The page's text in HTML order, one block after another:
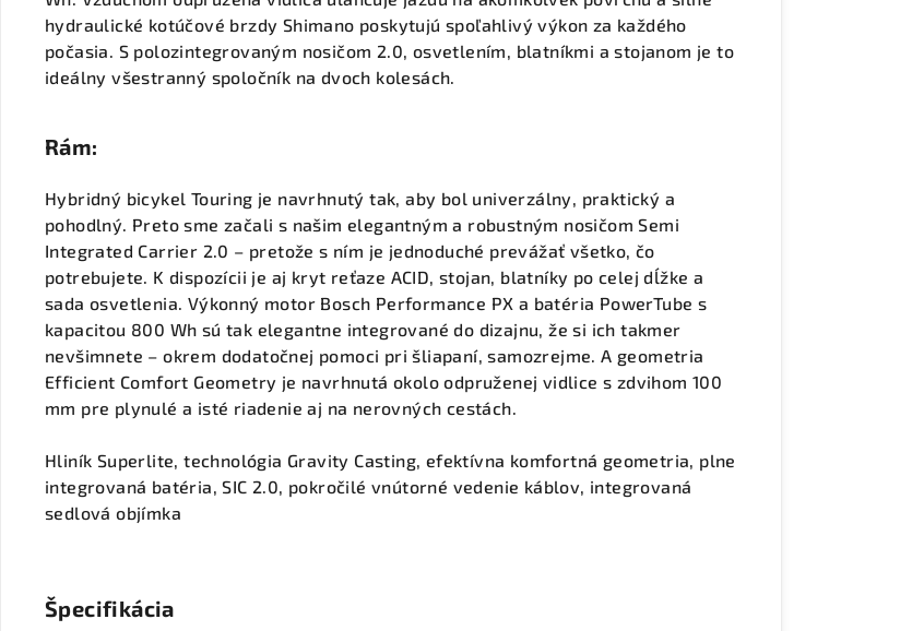
hydraulické kotúčové brzdy Shimano poskytujú spoľahlivý výkon za každého
počasia. S polozintegrovaným nosičom 2.0, osvetlením, blatníkmi a stojanom je to
ideálny všestranný spoločník na dvoch kolesách.
Rám:
Hybridný bicykel Touring je navrhnutý tak, aby bol univerzálny, praktický a
pohodlný. Preto sme začali s našim elegantným a robustným nosičom Semi
Integrated Carrier 2.0 – pretože s ním je jednoduché prevážať všetko, čo
potrebujete. K dispozícii je aj kryt reťaze ACID, stojan, blatníky po celej dĺžke a
sada osvetlenia. Výkonný motor Bosch Performance PX a batéria PowerTube s
kapacitou 800 Wh sú tak elegantne integrované do dizajnu, že si ich takmer
nevšimnete – okrem dodatočnej pomoci pri šliapaní, samozrejme. A geometria
Efficient Comfort Geometry je navrhnutá okolo odpruženej vidlice s zdvihom 100
mm pre plynulé a isté riadenie aj na nerovných cestách.
Hliník Superlite, technológia Gravity Casting, efektívna komfortná geometria, plne
integrovaná batéria, SIC 2.0, pokročilé vnútorné vedenie káblov, integrovaná
sedlová objímka
Špecifikácia